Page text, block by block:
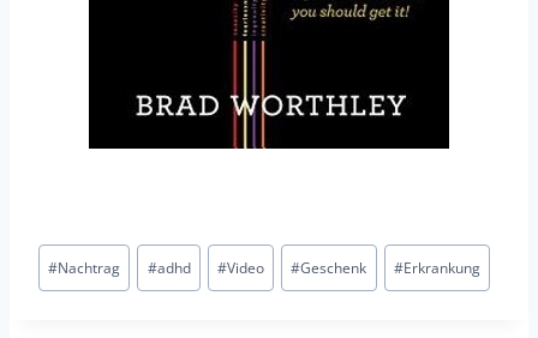
Tags
posten:
#Nachtrag #adhd #Video #Geschenk #Erkrankung